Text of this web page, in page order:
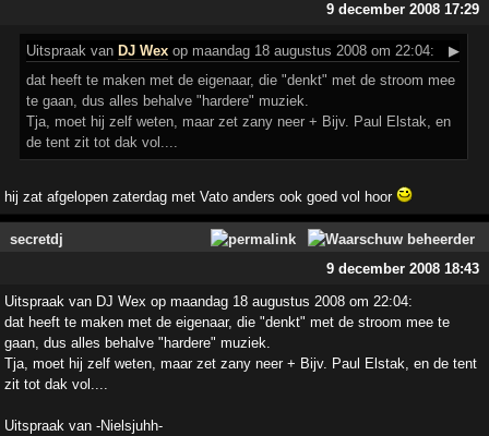
9 december 2008 17:29
Uitspraak van DJ Wex op maandag 18 augustus 2008 om 22:04:
▶
dat heeft te maken met de eigenaar, die "denkt" met de stroom mee
te gaan, dus alles behalve "hardere" muziek.
Tja, moet hij zelf weten, maar zet zany neer + Bijv. Paul Elstak, en
de tent zit tot dak vol....
hij zat afgelopen zaterdag met Vato anders ook goed vol hoor
secretdj
9 december 2008 18:43
Uitspraak van DJ Wex op maandag 18 augustus 2008 om 22:04:
dat heeft te maken met de eigenaar, die "denkt" met de stroom mee te
gaan, dus alles behalve "hardere" muziek.
Tja, moet hij zelf weten, maar zet zany neer + Bijv. Paul Elstak, en de tent
zit tot dak vol....
Uitspraak van -Nielsjuhh-